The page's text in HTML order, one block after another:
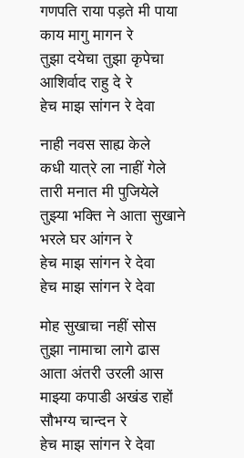
गणपति राया पड़ते मी पाया
काय मागु मागन रे
तुझा दयेचा तुझा कृपेचा
आशिर्वाद राहु दे रे
हेच माझ सांगन रे देवा
नाही नवस साह्य केले
कधी यात्रे ला नाहीं गेले
तारी मनात मी पुजियेले
तुझ्या भक्ति ने आता सुखाने
भरले घर आंगन रे
हेच माझ सांगन रे देवा
हेच माझ सांगन रे देवा
मोह सुखाचा नहीं सोस
तुझा नामाचा लागे ढास
आता अंतरी उरली आस
माझ्या कपाडी अखंड राहों
सौभग्य चान्दन रे
हेच माझ सांगन रे देवा